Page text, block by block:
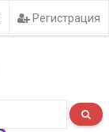
Регистрация